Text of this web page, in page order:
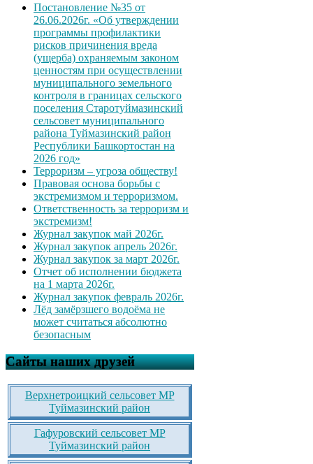
Постановление №35 от
26.06.2026г. «Об утверждении
программы профилактики
рисков причинения вреда
(ущерба) охраняемым законом
ценностям при осуществлении
муниципального земельного
контроля в границах сельского
поселения Старотуймазинский
сельсовет муниципального
района Туймазинский район
Республики Башкортостан на
2026 год»
Терроризм – угроза обществу!
Правовая основа борьбы с
экстремизмом и терроризмом.
Ответственность за терроризм и
экстремизм!
Журнал закупок май 2026г.
Журнал закупок апрель 2026г.
Журнал закупок за март 2026г.
Отчет об исполнении бюджета
на 1 марта 2026г.
Журнал закупок февраль 2026г.
Лёд замёрзшего водоёма не
может считаться абсолютно
безопасным
Сайты наших друзей
Верхнетроицкий сельсовет МР
Туймазинский район
Гафуровский сельсовет МР
Туймазинский район